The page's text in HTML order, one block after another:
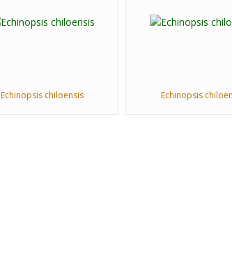
Echinopsis chiloensis Echinopsis